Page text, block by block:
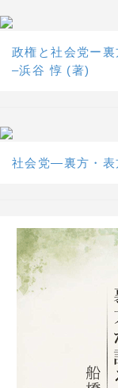
政権と社会党ー
–浜谷 惇 (著)
社会党―裏方・表